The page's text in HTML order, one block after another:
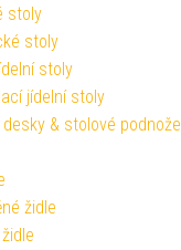
stoly
stoly
stoly
jídelní stoly
& stolové podnože
židle